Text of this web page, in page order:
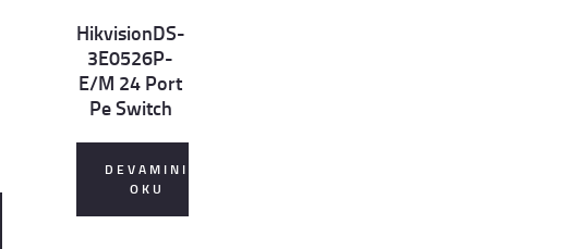
Det
ails
HikvisionDS-
3E0526P-
E/M 24 Port
Pe Switch
DEVAMINI
OKU